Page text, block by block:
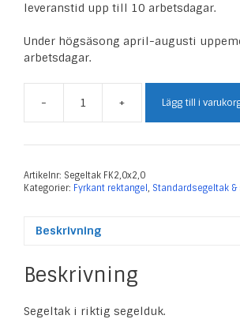
leveranstid upp till 10 arbetsdagar.
Under högsäsong april-augusti
arbetsdagar.
-
Segeltak
Fyrkant
2,0
2,0
m
+ Lägg till i
Artikelnr: Segeltak FK2,0x2,0
Kategorier: Fyrkant rektangel , Standardsegeltak
Beskrivning
Beskrivning
Segeltak i riktig segelduk.